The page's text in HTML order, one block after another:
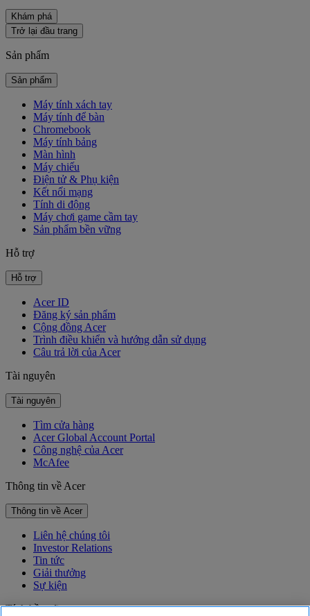
Khám phá
Trở lại đầu trang
Sản phẩm
Sản phẩm
Máy tính xách tay
Máy tính để bàn
Chromebook
Máy tính bảng
Màn hình
Máy chiếu
Điện tử & Phụ kiện
Kết nối mạng
Tính di động
Máy chơi game cầm tay
Sản phẩm bền vững
Hỗ trợ
Hỗ trợ
Acer ID
Đăng ký sản phẩm
Cộng đồng Acer
Trình điều khiển và hướng dẫn sử dụng
Câu trả lời của Acer
Tài nguyên
Tài nguyên
Tìm cửa hàng
Acer Global Account Portal
Công nghệ của Acer
McAfee
Thông tin về Acer
Thông tin về Acer
Liên hệ chúng tôi
Investor Relations
Tin tức
Giải thưởng
Sự kiện
Tính bền vững